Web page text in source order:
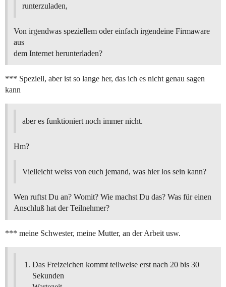
runterzuladen,
Von irgendwas speziellem oder einfach irgendeine Firmaware
aus
dem Internet herunterladen?
*** Speziell, aber ist so lange her, das ich es nicht genau sagen
kann
aber es funktioniert noch immer nicht.
Hm?
Vielleicht weiss von euch jemand, was hier los sein kann?
Wen ruftst Du an? Womit? Wie machst Du das? Was für einen
Anschluß hat der Teilnehmer?
*** meine Schwester, meine Mutter, an der Arbeit usw.
Das Freizeichen kommt teilweise erst nach 20 bis 30
Sekunden